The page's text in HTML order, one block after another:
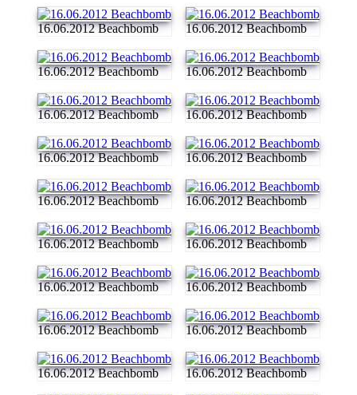
16.06.2012 Beachbomb 16.06.2012 Beachbomb
16.06.2012 Beachbomb 16.06.2012 Beachbomb
16.06.2012 Beachbomb 16.06.2012 Beachbomb
16.06.2012 Beachbomb 16.06.2012 Beachbomb
16.06.2012 Beachbomb 16.06.2012 Beachbomb
16.06.2012 Beachbomb 16.06.2012 Beachbomb
16.06.2012 Beachbomb 16.06.2012 Beachbomb
16.06.2012 Beachbomb 16.06.2012 Beachbomb
16.06.2012 Beachbomb 16.06.2012 Beachbomb